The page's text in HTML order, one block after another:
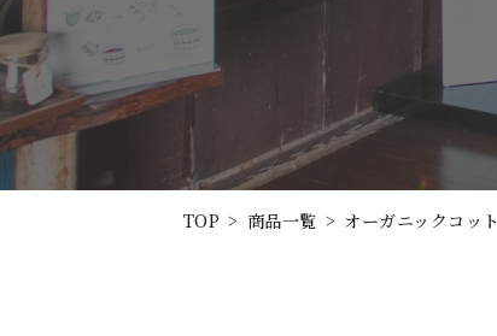
TOP > 商品一覧 > オーガニックコッ